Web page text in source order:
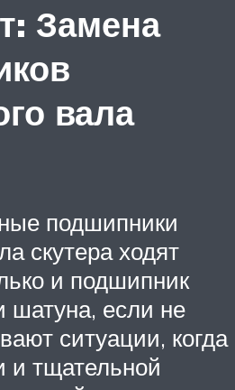
Замена
вала
подшипники
скутера ходят
и подшипник
шатуна, если не
ситуации, когда
и тщательной